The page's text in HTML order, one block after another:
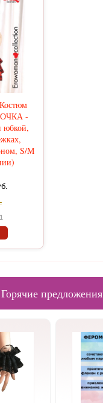
-
юбкой,
S/M
Горячие предложения